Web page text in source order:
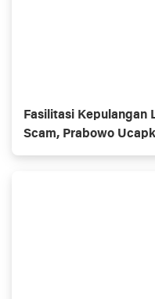
Fasilitasi Kepulangan
Scam, Prabowo
Thailand